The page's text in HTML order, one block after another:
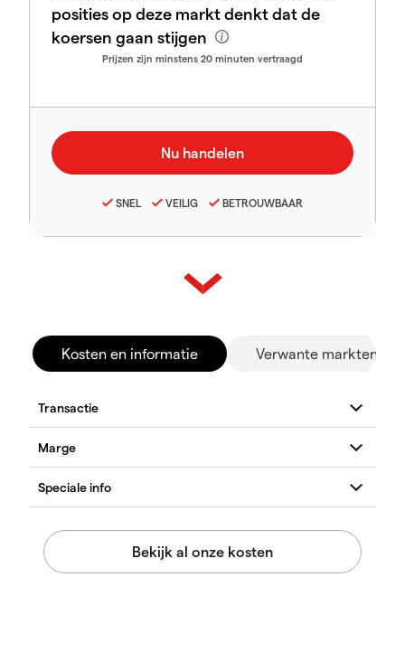
posities op deze markt denkt dat de
koersen gaan stijgen
Prijzen zijn minstens 20 minuten vertraagd
SNEL VEILIG BETROUWBAAR
Kosten en informatie Verwante markten